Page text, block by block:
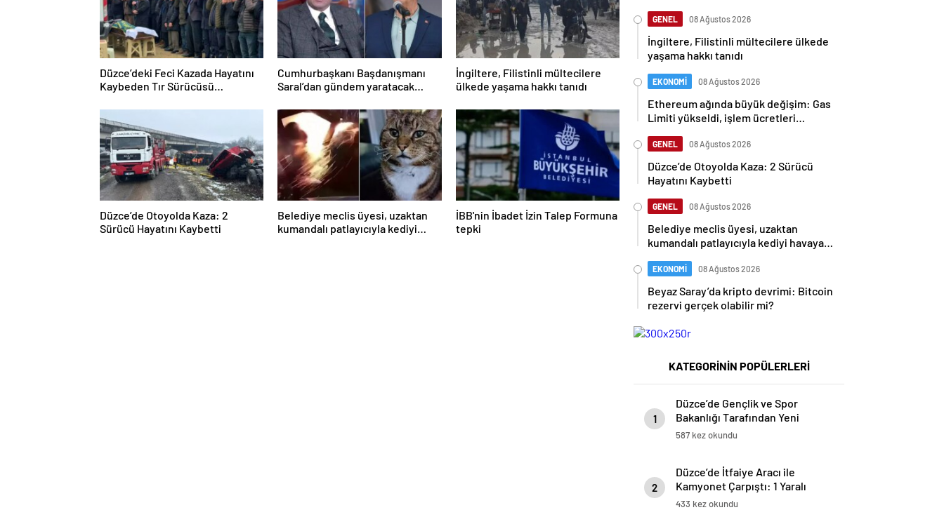
Düzce’deki Feci Kazada Hayatını
Kaybeden Tır Sürücüsü
Cumhurbaşkanı Başdanışmanı
Saral’dan gündem yaratacak
İngiltere, Filistinli mültecilere
ülkede yaşama hakkı tanıdı
Düzce’de Otoyolda Kaza: 2
Sürücü Hayatını Kaybetti
Belediye meclis üyesi, uzaktan
kumandalı patlayıcıyla kediyi
İBB'nin İbadet İzin Talep Formuna
tepki
GENEL 08 Ağustos 2026
İngiltere, Filistinli mültecilere ülkede
yaşama hakkı tanıdı
EKONOMİ 08 Ağustos 2026
Ethereum ağında büyük değişim: Gas
Limiti yükseldi, işlem ücretleri
GENEL 08 Ağustos 2026
Düzce’de Otoyolda Kaza: 2 Sürücü
Hayatını Kaybetti
GENEL 08 Ağustos 2026
Belediye meclis üyesi, uzaktan
kumandalı patlayıcıyla kediyi havaya
EKONOMİ 08 Ağustos 2026
Beyaz Saray’da kripto devrimi: Bitcoin
rezervi gerçek olabilir mi?
KATEGORİNİN POPÜLERLERİ
1
Düzce’de Gençlik ve Spor
Bakanlığı Tarafından Yeni
Gençlik Merkezi Temeli Atıldı
587 kez okundu
2
Düzce’de İtfaiye Aracı ile
Kamyonet Çarpıştı: 1 Yaralı
433 kez okundu